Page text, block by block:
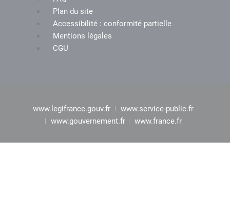
Plan du site
Accessibilité : conformité partielle
Mentions légales
CGU
www.legifrance.gouv.fr
www.service-public.fr
www.gouvernement.fr
www.france.fr